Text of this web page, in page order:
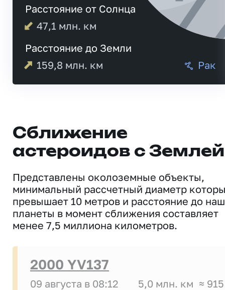
Расстояние от Солнца
47,1 млн. км
Расстояние до Земли
159,8 млн. км Рак
Сближение
астероидов с Землей
Представлены околоземные объекты,
минимальный рассчетный диаметр
превышает 10 метров и расстояние до
планеты в момент сближения составляет
менее 7,5 миллиона километров.
2000 YV137
09 августа в 08:12 5,0 млн. км ≈